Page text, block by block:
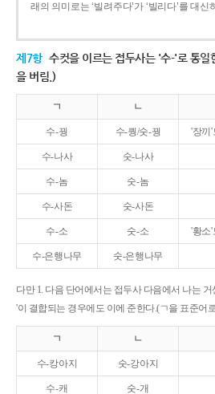
래의 의미로는 ‘빌려주다’가 ‘빌리다’를 대
제7항 수컷을 이르는 접두사는 '수-'로 통일
을 버림.)
ㄱ ㄴ
수-꿩 수-퀑/숫-꿩 '장끼'
수-나사 숫-나사
수-놈 숫-놈
수-사돈 숫-사돈
수-소 숫-소 '황소'
수-은행나무 숫-은행나무
다만 1. 다음 단어에서는 접두사 다음에서 나는
'이 결합되는 경우에도 이에 준한다.(ㄱ을 표준어
ㄱ ㄴ
수-캉아지 숫-강아지
수-캐 숫-개